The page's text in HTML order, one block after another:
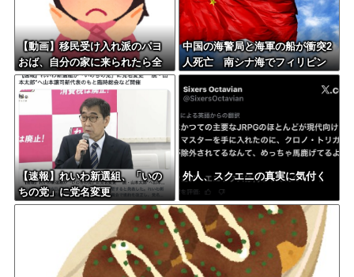
【動画】移民受け入れ派のパヨ
おば、自分の家に来られたら全
力で拒否るｗｗｗｗｗｗｗｗｗ
ｗｗｗ
中国の海警局と海軍の船が衝突2
人死亡 南シナ海でフィリピン
船を追跡中、公表までに1年
【速報】れいわ新選組、「いの
ちの党」に党名変更
外人、スクエニの真実に気付く